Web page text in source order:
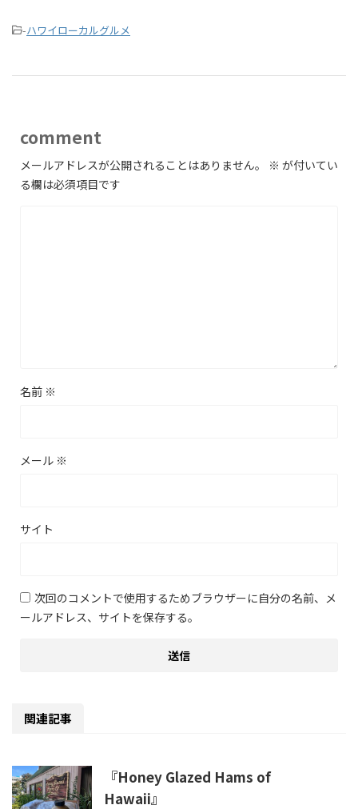
-ハワイローカルグルメ
comment
メールアドレスが公開されることはありません。 ※ が付いてい
る欄は必須項目です
名前 ※
メール ※
サイト
次回のコメントで使用するためブラウザーに自分の名前、メ
ールアドレス、サイトを保存する。
関連記事
『Honey Glazed Hams of
Hawaii』